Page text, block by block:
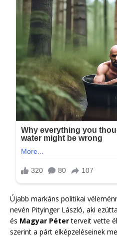
Újabb markáns politikai
nevén Pityinger László, aki
és Magyar Péterterveit vette
szerint a párt elképzeléseinek